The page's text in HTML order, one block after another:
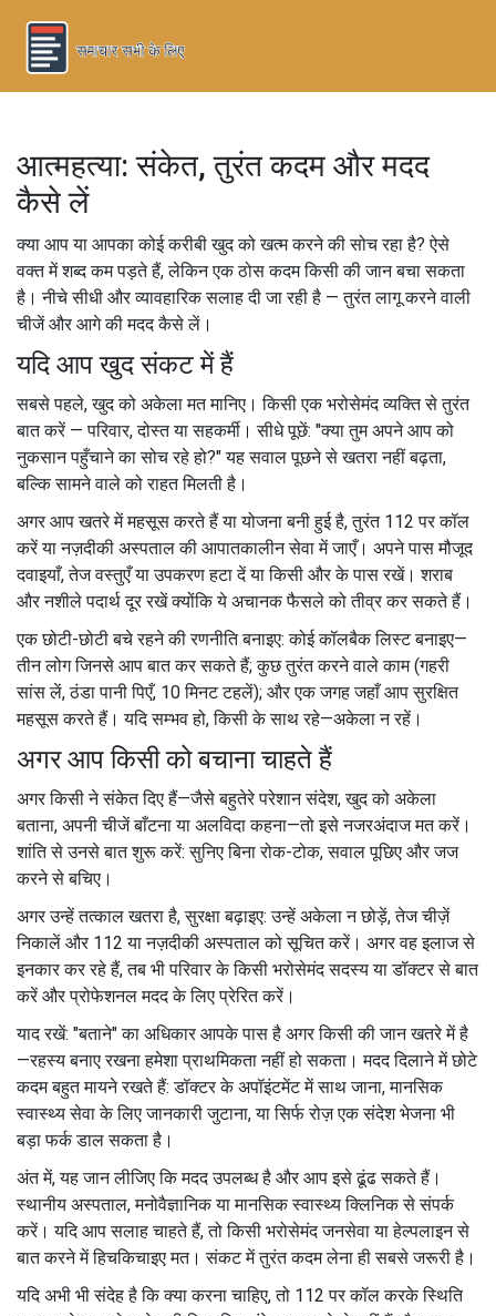
आत्महत्या: संकेत, तुरंत कदम और मदद
कैसे लें
क्या आप या आपका कोई करीबी खुद को खत्म करने की सोच रहा है? ऐसे
वक्त में शब्द कम पड़ते हैं, लेकिन एक ठोस कदम किसी की जान बचा सकता
है। नीचे सीधी और व्यावहारिक सलाह दी जा रही है — तुरंत लागू करने वाली
चीजें और आगे की मदद कैसे लें।
यदि आप खुद संकट में हैं
सबसे पहले, खुद को अकेला मत मानिए। किसी एक भरोसेमंद व्यक्ति से तुरंत
बात करें — परिवार, दोस्त या सहकर्मी। सीधे पूछें: "क्या तुम अपने आप को
नुकसान पहुँचाने का सोच रहे हो?" यह सवाल पूछने से खतरा नहीं बढ़ता,
बल्कि सामने वाले को राहत मिलती है।
अगर आप खतरे में महसूस करते हैं या योजना बनी हुई है, तुरंत 112 पर कॉल
करें या नज़दीकी अस्पताल की आपातकालीन सेवा में जाएँ। अपने पास मौजूद
दवाइयाँ, तेज वस्तुएँ या उपकरण हटा दें या किसी और के पास रखें। शराब
और नशीले पदार्थ दूर रखें क्योंकि ये अचानक फैसले को तीव्र कर सकते हैं।
एक छोटी-छोटी बचे रहने की रणनीति बनाइए: कोई कॉलबैक लिस्ट बनाइए—
तीन लोग जिनसे आप बात कर सकते हैं; कुछ तुरंत करने वाले काम (गहरी
सांस लें, ठंडा पानी पिएँ, 10 मिनट टहलें); और एक जगह जहाँ आप सुरक्षित
महसूस करते हैं। यदि सम्भव हो, किसी के साथ रहे—अकेला न रहें।
अगर आप किसी को बचाना चाहते हैं
अगर किसी ने संकेत दिए हैं—जैसे बहुतेरे परेशान संदेश, खुद को अकेला
बताना, अपनी चीजें बाँटना या अलविदा कहना—तो इसे नजरअंदाज मत करें।
शांति से उनसे बात शुरू करें: सुनिए बिना रोक-टोक, सवाल पूछिए और जज
करने से बचिए।
अगर उन्हें तत्काल खतरा है, सुरक्षा बढ़ाइए: उन्हें अकेला न छोड़ें, तेज चीज़ें
निकालें और 112 या नज़दीकी अस्पताल को सूचित करें। अगर वह इलाज से
इनकार कर रहे हैं, तब भी परिवार के किसी भरोसेमंद सदस्य या डॉक्टर से बात
करें और प्रोफेशनल मदद के लिए प्रेरित करें।
याद रखें: "बताने" का अधिकार आपके पास है अगर किसी की जान खतरे में है
—रहस्य बनाए रखना हमेशा प्राथमिकता नहीं हो सकता। मदद दिलाने में छोटे
कदम बहुत मायने रखते हैं: डॉक्टर के अपॉइंटमेंट में साथ जाना, मानसिक
स्वास्थ्य सेवा के लिए जानकारी जुटाना, या सिर्फ रोज़ एक संदेश भेजना भी
बड़ा फर्क डाल सकता है।
अंत में, यह जान लीजिए कि मदद उपलब्ध है और आप इसे ढूंढ सकते हैं।
स्थानीय अस्पताल, मनोवैज्ञानिक या मानसिक स्वास्थ्य क्लिनिक से संपर्क
करें। यदि आप सलाह चाहते हैं, तो किसी भरोसेमंद जनसेवा या हेल्पलाइन से
बात करने में हिचकिचाइए मत। संकट में तुरंत कदम लेना ही सबसे जरूरी है।
यदि अभी भी संदेह है कि क्या करना चाहिए, तो 112 पर कॉल करके स्थिति